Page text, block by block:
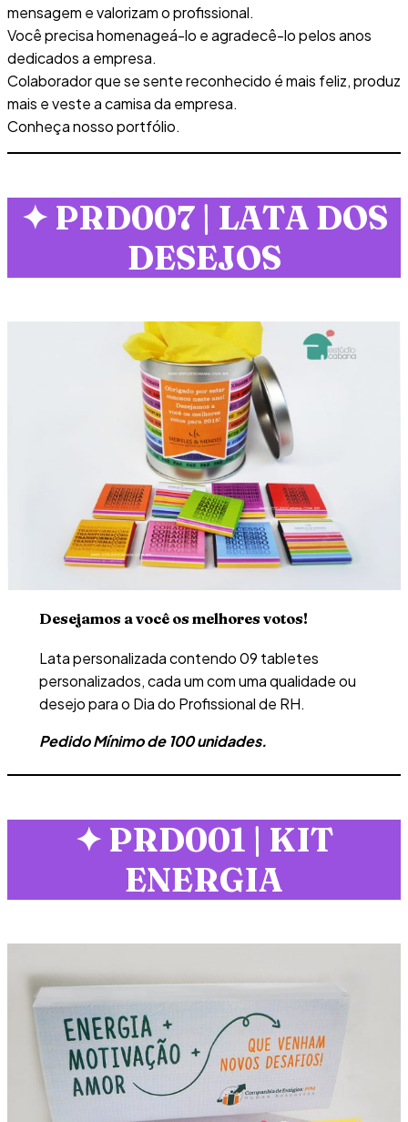
mensagem e valorizam o profissional.
Você precisa homenageá-lo e agradecê-lo pelos anos
dedicados a empresa.
Colaborador que se sente reconhecido é mais feliz, produz
mais e veste a camisa da empresa.
Conheça nosso portfólio.
✦ PRD007 | LATA DOS
DESEJOS
Desejamos a você os melhores votos!
Lata personalizada contendo 09 tabletes
personalizados, cada um com uma qualidade ou
desejo para o Dia do Profissional de RH.
Pedido Mínimo de 100 unidades.
✦ PRD001 | KIT
ENERGIA